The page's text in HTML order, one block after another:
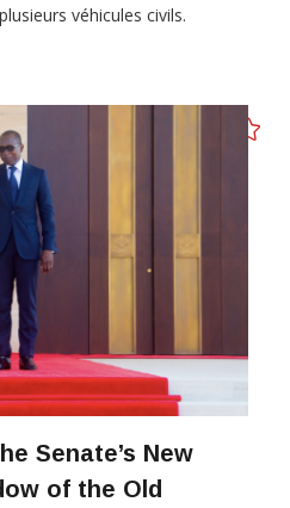
véhicules civils.
Senate’s New
of the Old